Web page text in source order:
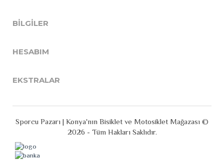
BILGILER
HESABIM
EKSTRALAR
Sporcu Pazarı | Konya'nın Bisiklet ve Motosiklet Mağazası ©
2026 - Tüm Hakları Saklıdır.